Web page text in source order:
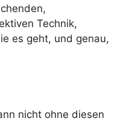
Technik,
es geht, und genau,
nicht ohne diesen